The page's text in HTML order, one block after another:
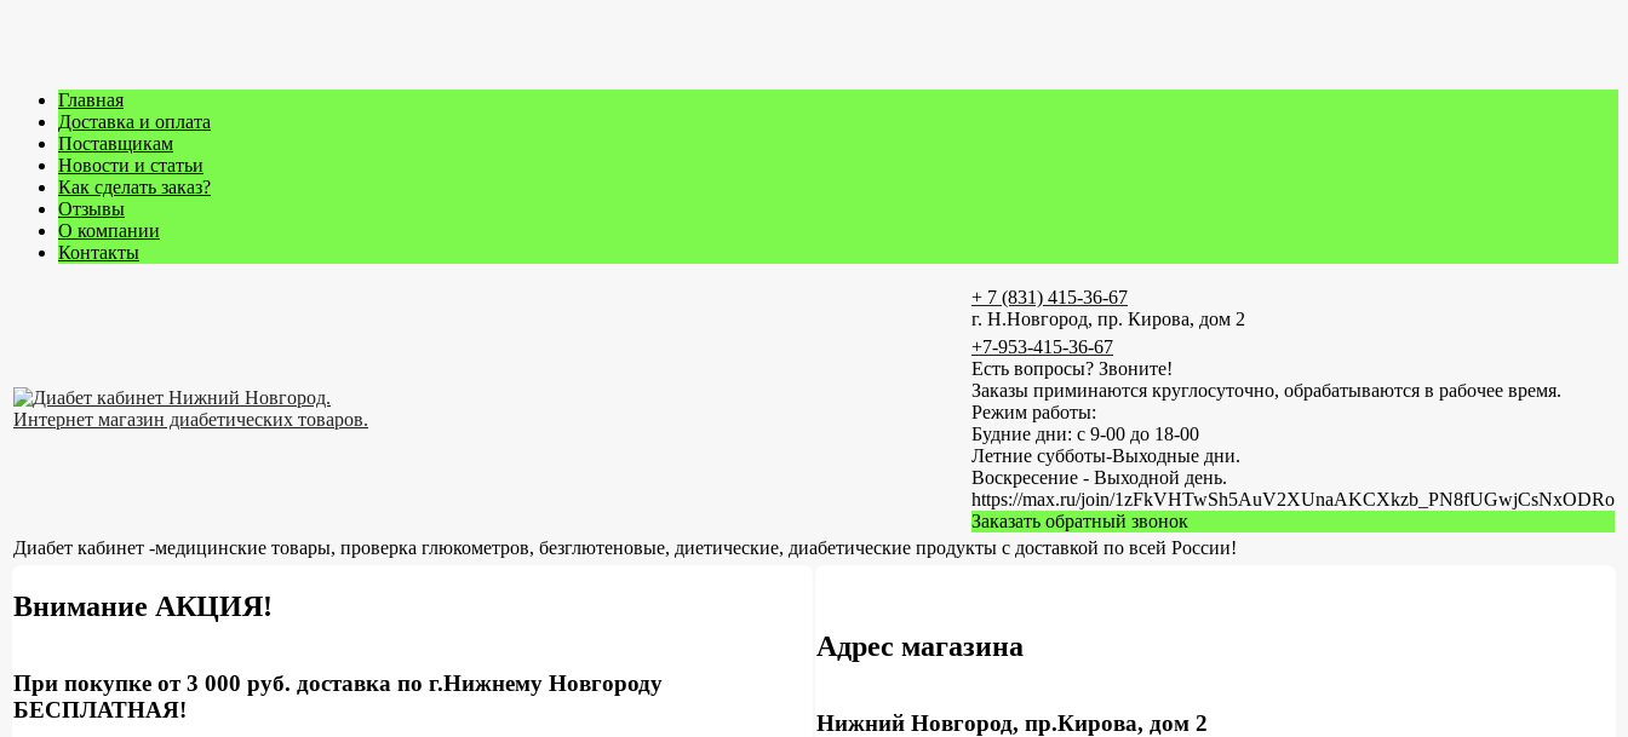
Главная
Доставка и оплата
Поставщикам
Новости и статьи
Как сделать заказ?
Отзывы
О компании
Контакты
+ 7 (831) 415-36-67
г. Н.Новгород, пр. Кирова, дом 2
+7-953-415-36-67
Есть вопросы? Звоните!
Заказы приминаются круглосуточно, обрабатываются в рабочее время.
Режим работы:
Будние дни: с 9-00 до 18-00
Летние субботы-Выходные дни.
Воскресение - Выходной день.
https://max.ru/join/1zFkVHTwSh5AuV2XUnaAKCXkzb_PN8fUGwjCsNxODRo
Заказать обратный звонок
Диабет кабинет -медицинские товары, проверка глюкометров, безглютеновые, диетические, диабетические продукты с доставкой по всей России!
Внимание АКЦИЯ!
При покупке от 3 000 руб. доставка по г.Нижнему Новгороду
БЕСПЛАТНАЯ!
Адрес магазина
Нижний Новгород, пр.Кирова, дом 2